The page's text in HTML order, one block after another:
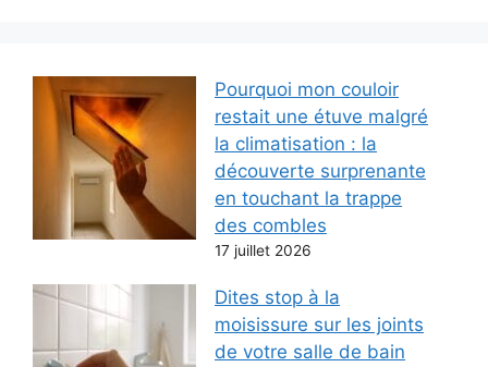
Pourquoi mon couloir
restait une étuve malgré
la climatisation : la
découverte surprenante
en touchant la trappe
des combles
17 juillet 2026
Dites stop à la
moisissure sur les joints
de votre salle de bain